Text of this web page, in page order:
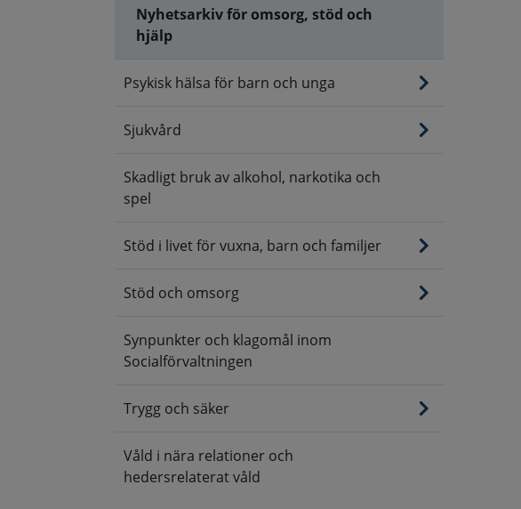
Nyhetsarkiv för omsorg, stöd och
hjälp
Psykisk hälsa för barn och unga
Sjukvård
Skadligt bruk av alkohol, narkotika och
spel
Stöd i livet för vuxna, barn och familjer
Stöd och omsorg
Synpunkter och klagomål inom
Socialförvaltningen
Trygg och säker
Våld i nära relationer och
hedersrelaterat våld